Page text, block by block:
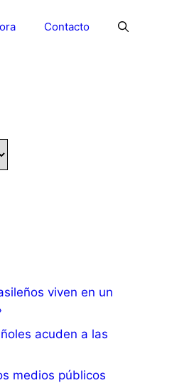
Contacto
viven en un
acuden a las
medios públicos